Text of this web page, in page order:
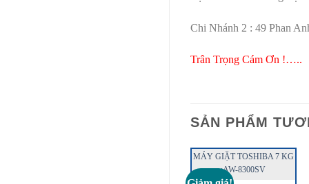
Chi Nhánh 2 : 49 Phan
Trân Trọng Cám Ơn !…..
SẢN PHẨM
MÁY GIẶT TOSHIBA 7 KG
:AW-8300SV